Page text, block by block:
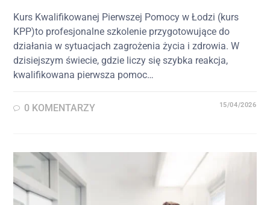
Kurs Kwalifikowanej Pierwszej Pomocy w Łodzi (kurs
KPP)to profesjonalne szkolenie przygotowujące do
działania w sytuacjach zagrożenia życia i zdrowia. W
dzisiejszym świecie, gdzie liczy się szybka reakcja,
kwalifikowana pierwsza pomoc…
0 KOMENTARZY 15/04/2026